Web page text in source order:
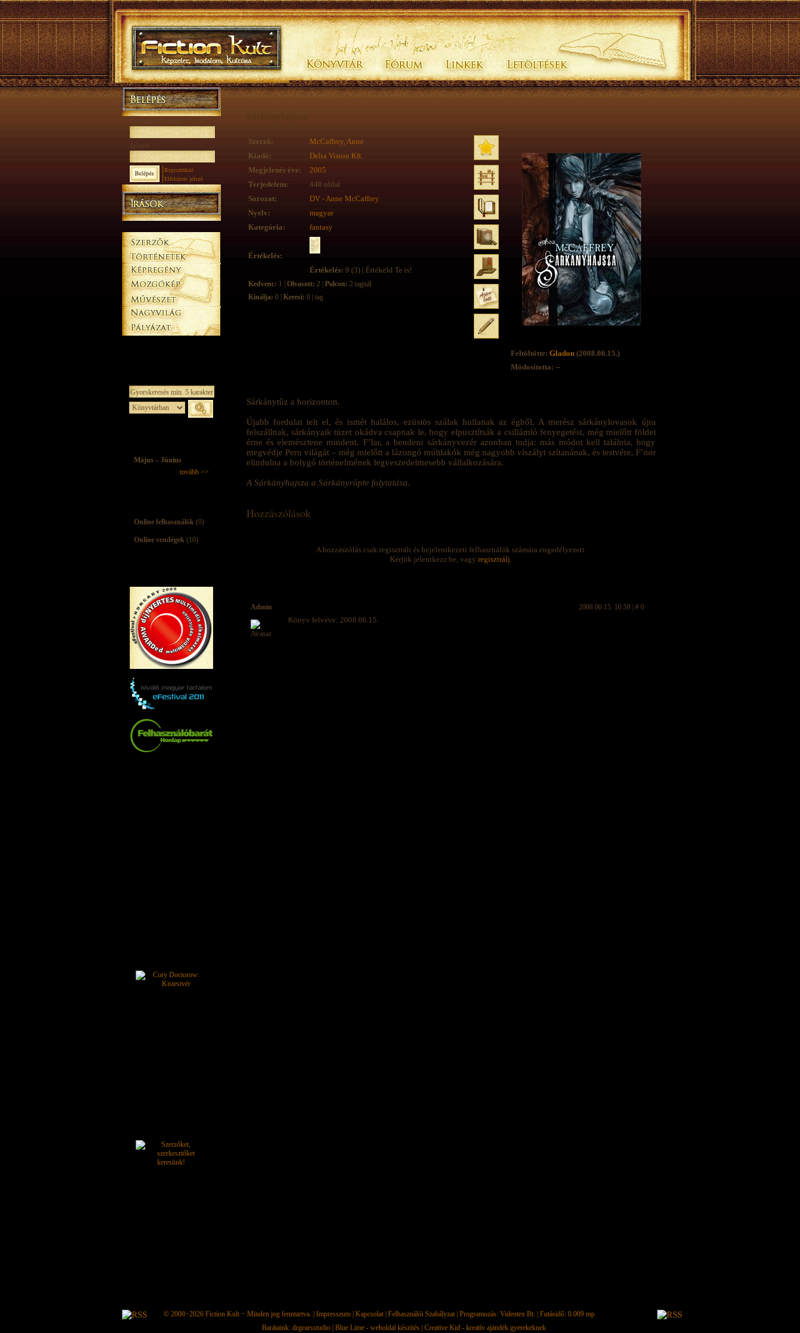
Jelszó:
Regisztráció
Elfelejtett jelszó
Május – Június
tovább >>
Online felhasználók (0)
Online vendégek(10)
Sárkányhajsza
Feltöltötte: Gladon(2008.06.15.)
Módosította: --
Szerző:
McCaffrey, Anne
Kiadó:
Delta Vision Kft.
Megjelenés éve:
2005
Terjedelem:
448 oldal
Sorozat:
DV - Anne McCaffrey
Nyelv:
magyar
Kategória:
fantasy
Értékelés:
Értékelés: 9 (3) | Értékeld Te is!
Kedvenc: 1 | Olvasott: 2 | Polcon: 2 tagnál
Kínálja: 0 | Keresi: 0 | tag
Sárkánytűz a horizonton.
Újabb fordulat telt el, és ismét halálos, ezüstös szálak hullanak az égből. A merész sárkánylovasok újra
felszállnak, sárkányaik tüzet okádva csapnak le, hogy elpusztítsák a csillámló fenyegetést, még mielőtt földet
érne és elemésztene mindent. F’lar, a bendeni sárkányvezér azonban tudja: más módot kell találnia, hogy
megvédje Pern világát – még mielőtt a lázongó múltlakók még nagyobb viszályt szítanának, és testvére, F’nor
elindulna a bolygó történelmének legveszedelmesebb vállalkozására.
A Sárkányhajsza a Sárkányröpte folytatása.
Hozzászólások
A hozzászólás csak regisztrált és bejelentkezett felhasználók számára engedélyezett.
Kérjük jelentkezz be, vagy regisztrálj.
Admin 2008.06.15. 16:59 | # 0
Könyv felvéve: 2008.06.15.
© 2008−2026 Fiction Kult− Minden jog fenntartva. | Impresszum| Kapcsolat| Felhasználói Szabályzat| Programozás: Videotex Bt. | Futásidő: 0.009 mp
Barátaink: drgearsstudio| Blue Lime - weboldal készítés| Creative Kid - kreatív ajándék gyerekeknek